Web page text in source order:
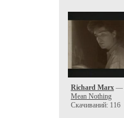
Richard Marx—
Mean Nothing
Скачиваний: 116